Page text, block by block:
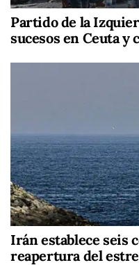
Partido de la
sucesos en Ceuta y
Irán establece seis
reapertura del